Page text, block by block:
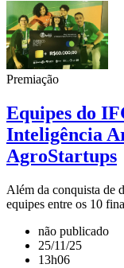
Premiação
Equipes do
Inteligência
AgroStartups
Além da conquista de
equipes entre os 10
não publicado
25/11/25
13h06